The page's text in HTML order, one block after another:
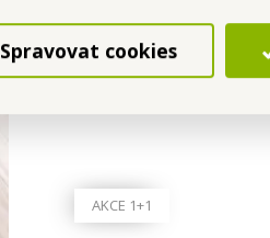
Spravovat cookies
AKCE 1+1